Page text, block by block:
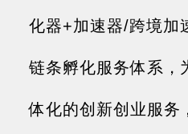
化器+加速器/跨境加
链条孵化服务体系，
体化的创新创业服务